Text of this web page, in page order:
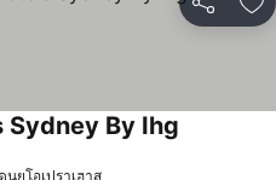
แชร์ เ
By Ihg
ยโอเปราเฮาส